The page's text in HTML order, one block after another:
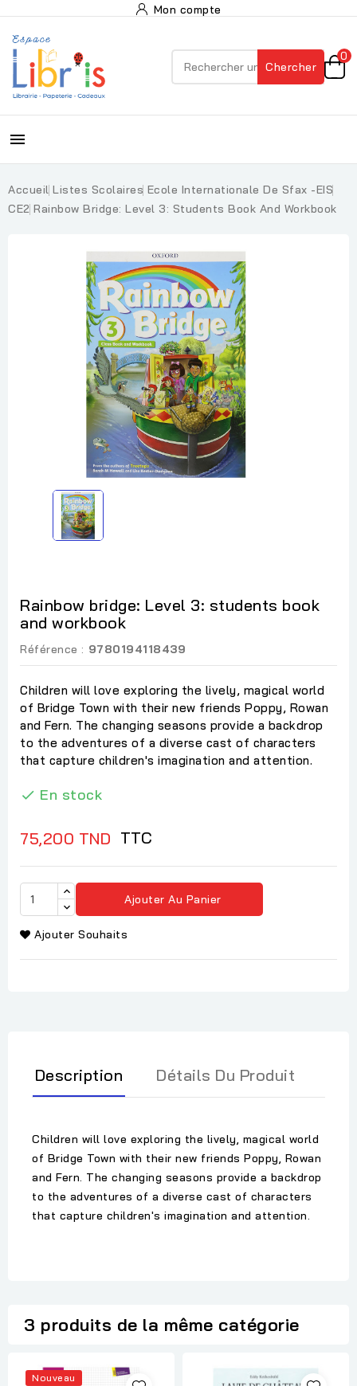
Mon compte
Chercher
0

Accueil Listes Scolaires Ecole Internationale De Sfax -EIS
CE2 Rainbow Bridge: Level 3: Students Book And Workbook
Rainbow bridge: Level 3: students book
and workbook
Référence : 9780194118439
Children will love exploring the lively, magical world
of Bridge Town with their new friends Poppy, Rowan
and Fern. The changing seasons provide a backdrop
to the adventures of a diverse cast of characters
that capture children's imagination and attention.
 En stock
75,200 TND TTC
Ajouter Au Panier
Ajouter Souhaits
Description Détails Du Produit
Children will love exploring the lively, magical world
of Bridge Town with their new friends Poppy, Rowan
and Fern. The changing seasons provide a backdrop
to the adventures of a diverse cast of characters
that capture children's imagination and attention.
3 produits de la même catégorie
Nouveau